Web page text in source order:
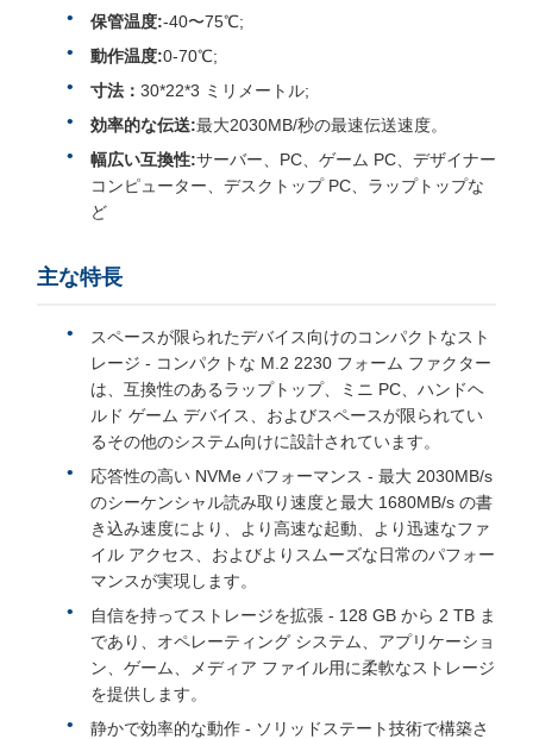
保管温度:-40〜75℃;
動作温度:0-70℃;
寸法： 30*22*3 ミリメートル;
効率的な伝送:最大2030MB/秒の最速伝送速度。
幅広い互換性:サーバー、PC、ゲーム PC、デザイナー
コンピューター、デスクトップ PC、ラップトップな
ど
主な特長
スペースが限られたデバイス向けのコンパクトなスト
レージ - コンパクトな M.2 2230 フォーム ファクター
は、互換性のあるラップトップ、ミニ PC、ハンドヘ
ルド ゲーム デバイス、およびスペースが限られてい
るその他のシステム向けに設計されています。
応答性の高い NVMe パフォーマンス - 最大 2030MB/s
のシーケンシャル読み取り速度と最大 1680MB/s の書
き込み速度により、より高速な起動、より迅速なファ
イル アクセス、およびよりスムーズな日常のパフォー
マンスが実現します。
自信を持ってストレージを拡張 - 128 GB から 2 TB ま
であり、オペレーティング システム、アプリケーショ
ン、ゲーム、メディア ファイル用に柔軟なストレージ
を提供します。
静かで効率的な動作 - ソリッドステート技術で構築さ